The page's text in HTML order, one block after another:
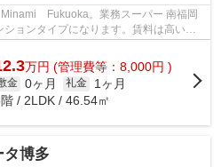
Fukuoka。業務スーパー 南福岡
ョンタイプになります。賃料は高いで
万円 (管理費等：8,000円 )
金 0ヶ月 礼金
1ヶ月
/ 2LDK / 46.54㎡
タ博多